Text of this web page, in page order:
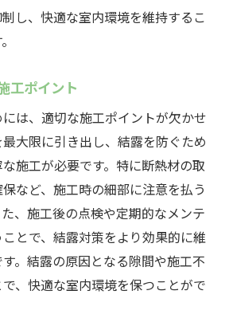
し、快適な室内環境を維持するこ
工ポイント
は、適切な施工ポイントが欠かせ
大限に引き出し、結露を防ぐため
施工が必要です。特に断熱材の取
など、施工時の細部に注意を払う
、施工後の点検や定期的なメンテ
とで、結露対策をより効果的に維
。結露の原因となる隙間や施工不
、快適な室内環境を保つことがで